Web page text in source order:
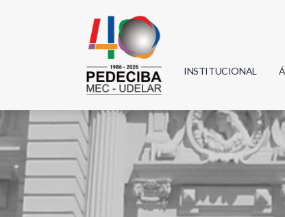
INSTITUCIONAL